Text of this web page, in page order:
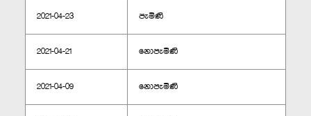
2021-04-23 පැමිණි
2021-04-21 නොපැමිණි
2021-04-09 නොපැමිණි